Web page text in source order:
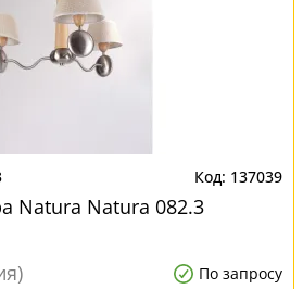
137039
Natura Natura 082.3
По запросу